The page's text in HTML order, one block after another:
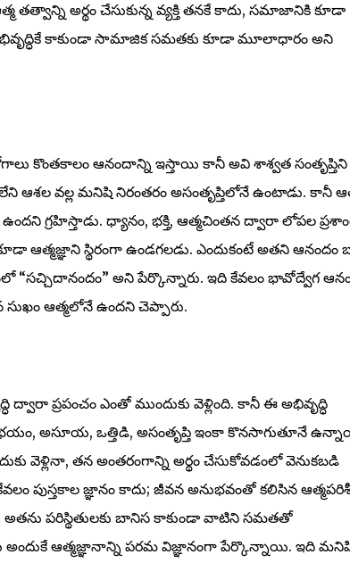
అర్థం చేసుకున్న వ్యక్తి తనకే కాదు, సమాజానికి కూడా
కాకుండా సామాజిక సమతకు కూడా మూలాధారం అని
కొంతకాలం ఆనందాన్ని ఇస్తాయి కానీ అవి శాశ్వత సంతృప్తిని
ఆశల వల్ల మనిషి నిరంతరం అసంతృప్తిలోనే ఉంటాడు. కానీ
గ్రహిస్తాడు. ధ్యానం, భక్తి, ఆత్మచింతన ద్వారా లోపల
ఆత్మజ్ఞాని స్థిరంగా ఉండగలడు. ఎందుకంటే అతని
అని పేర్కొన్నారు. ఇది కేవలం భావోద్వేగ
ఆత్మలోనే ఉందని చెప్పారు.
ప్రపంచం ఎంతో ముందుకు వెళ్లింది. కానీ ఈ అభివృద్ధి
అసూయ, ఒత్తిడి, అసంతృప్తి ఇంకా కొనసాగుతూనే
వెళ్లినా, తన అంతరంగాన్ని అర్థం చేసుకోవడంలో వెనుకబడి
పుస్తకాల జ్ఞానం కాదు; జీవన అనుభవంతో కలిసిన
పరిస్థితులకు బానిస కాకుండా వాటిని సమతతో
అందుకే ఆత్మజ్ఞానాన్ని పరమ విజ్ఞానంగా పేర్కొన్నాయి. ఇది